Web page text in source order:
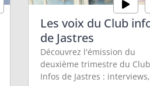
Les voix du Club
de Jastres
Découvrez l'émission du
deuxième trimestre du Club
Infos de Jastres : interviews,